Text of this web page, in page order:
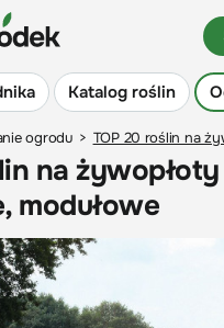
Katalog roślin
ogrodu > TOP 20 roślin na
na żywopłoty
modułowe